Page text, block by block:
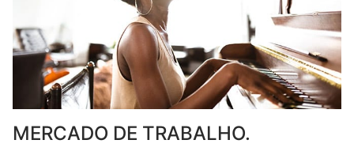
MERCADO DE TRABALHO.